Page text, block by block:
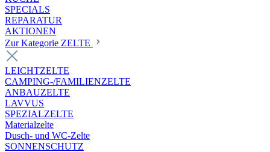
SPECIALS
REPARATUR
AKTIONEN
Zur Kategorie ZELTE
LEICHTZELTE
CAMPING-/FAMILIENZELTE
ANBAUZELTE
LAVVUS
SPEZIALZELTE
Materialzelte
Dusch- und WC-Zelte
SONNENSCHUTZ